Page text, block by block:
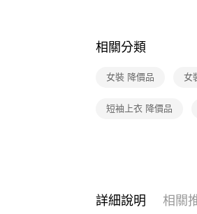
相關分類
女裝 降價品 女
短袖上衣 降價品
詳細說明 相關